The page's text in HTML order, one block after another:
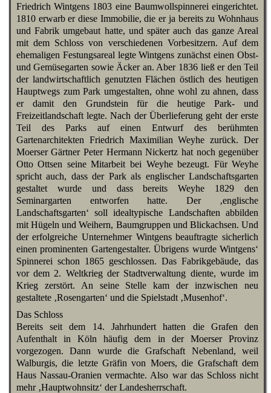
Friedrich Wintgens 1803 eine Baumwollspinnerei eingerichtet.
1810 erwarb er diese Immobilie, die er ja bereits zu Wohnhaus
und Fabrik umgebaut hatte, und später auch das ganze Areal
mit dem Schloss von verschiedenen Vorbesitzern. Auf dem
ehemaligen Festungsareal legte Wintgens zunächst einen Obst-
und Gemüsegarten sowie Äcker an. Aber 1836 ließ er den Teil
der landwirtschaftlich genutzten Flächen östlich des heutigen
Hauptwegs zum Park umgestalten, ohne wohl zu ahnen, dass
er damit den Grundstein für die heutige Park- und
Freizeitlandschaft legte. Nach der Überlieferung geht der erste
Teil des Parks auf einen Entwurf des berühmten
Gartenarchitekten Friedrich Maximilian Weyhe zurück. Der
Moerser Gärtner Peter Hermann Nickertz hat noch gegenüber
Otto Ottsen seine Mitarbeit bei Weyhe bezeugt. Für Weyhe
spricht auch, dass der Park als englischer Landschaftsgarten
gestaltet wurde und dass bereits Weyhe 1829 den
Seminargarten entworfen hatte. Der ‚englische
Landschaftsgarten‘ soll idealtypische Landschaften abbilden
mit Hügeln und Weihern, Baumgruppen und Blickachsen. Und
der erfolgreiche Unternehmer Wintgens beauftragte sicherlich
einen prominenten Gartengestalter. Übrigens wurde Wintgens‘
Spinnerei schon 1865 geschlossen. Das Fabrikgebäude, das
vor dem 2. Weltkrieg der Stadtverwaltung diente, wurde im
Krieg zerstört. An seine Stelle kam der inzwischen neu
gestaltete ‚Rosengarten‘ und die Spielstadt ‚Musenhof‘.
Das Schloss
Bereits seit dem 14. Jahrhundert hatten die Grafen den
Aufenthalt in Köln häufig dem in der Moerser Provinz
vorgezogen. Dann wurde die Grafschaft Nebenland, weil
Walburgis, die letzte Gräfin von Moers, die Grafschaft dem
Haus Nassau-Oranien vermachte. Also war das Schloss nicht
mehr ‚Hauptwohnsitz‘ der Landesherrschaft.